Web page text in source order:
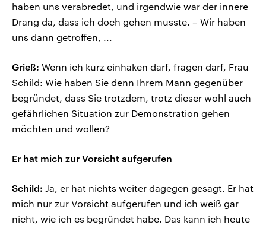
haben uns verabredet, und irgendwie war der innere
Drang da, dass ich doch gehen musste. – Wir haben
uns dann getroffen, ...
Grieß: Wenn ich kurz einhaken darf, fragen darf, Frau
Schild: Wie haben Sie denn Ihrem Mann gegenüber
begründet, dass Sie trotzdem, trotz dieser wohl auch
gefährlichen Situation zur Demonstration gehen
möchten und wollen?
Er hat mich zur Vorsicht aufgerufen
Schild: Ja, er hat nichts weiter dagegen gesagt. Er hat
mich nur zur Vorsicht aufgerufen und ich weiß gar
nicht, wie ich es begründet habe. Das kann ich heute